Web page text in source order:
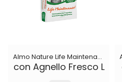
Almo Nature Life Maintenance
con Agnello Fresco L